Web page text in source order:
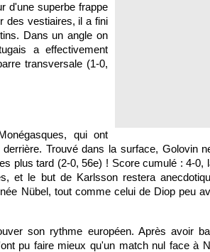
d'une superbe frappe
des vestiaires, il a fini
Dans un angle on
a effectivement
transversale (1-0,
qui ont
Trouvé dans la surface, Golovin
plus tard (2-0, 56e) ! Score cumulé : 4-0,
et le but de Karlsson restera
Nübel, tout comme celui de Diop peu
son rythme européen. Après avoir
pu faire mieux qu'un match nul face à